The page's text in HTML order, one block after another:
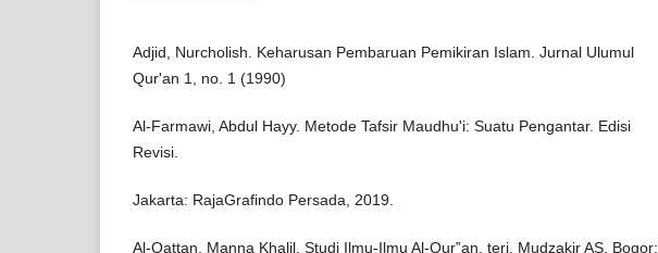
Adjid, Nurcholish. Keharusan Pembaruan Pemikiran Islam. Jurnal Ulumul
Qur'an 1, no. 1 (1990)
Al-Farmawi, Abdul Hayy. Metode Tafsir Maudhu'i: Suatu Pengantar. Edisi
Revisi.
Jakarta: RajaGrafindo Persada, 2019.
Al-Qattan, Manna Khalil. Studi Ilmu-Ilmu Al-Qur‟an, terj. Mudzakir AS. Bogor: